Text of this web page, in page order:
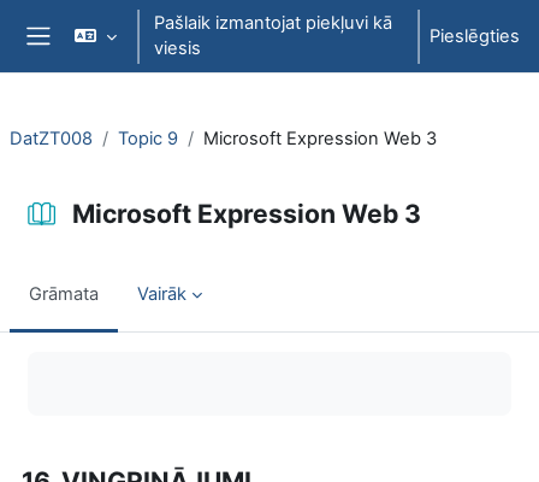
Atvērt galveno saturu
Sānu panelis
Pašlaik izmantojat piekļuvi kā
viesis
Pieslēgties
DatZT008 Topic 9 Microsoft Expression Web 3
Microsoft Expression Web 3
Grāmata Vairāk